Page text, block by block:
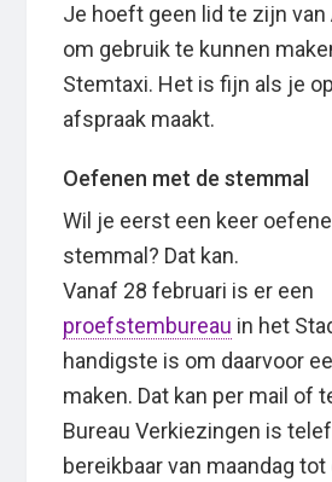
Je hoeft geen lid te zijn
om gebruik te kunnen
Stemtaxi. Het is fijn als je
afspraak maakt.
Oefenen met de stemmal
Wil je eerst een keer
stemmal? Dat kan.
Vanaf 28 februari is er een
proefstembureau in het
handigste is om daarvoor
maken. Dat kan per mail of
Bureau Verkiezingen is
bereikbaar van maandag